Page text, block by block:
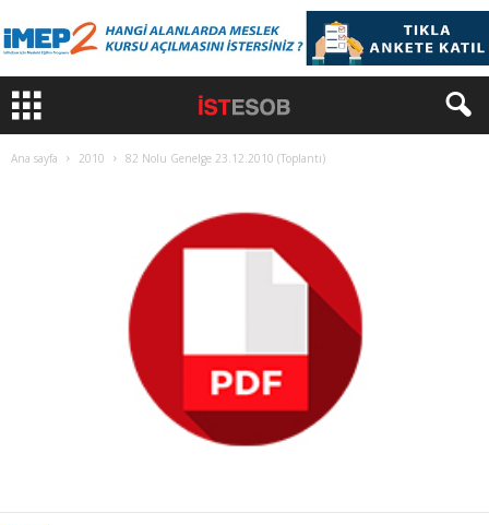
Ana sayfa 2010 82 Nolu Genelge 23.12.2010 (Toplantı)